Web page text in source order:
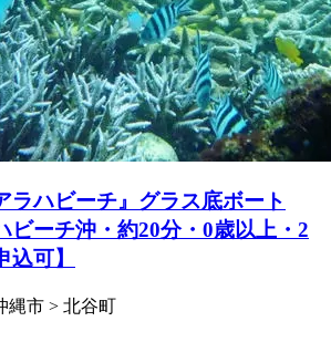
ラハビーチ』グラス底ボート
ビーチ沖・約20分・0歳以上・2
可】
縄市 > 北谷町